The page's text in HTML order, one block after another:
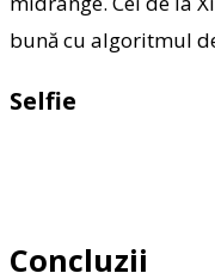
bună cu algoritmul
Selfie
Concluzii